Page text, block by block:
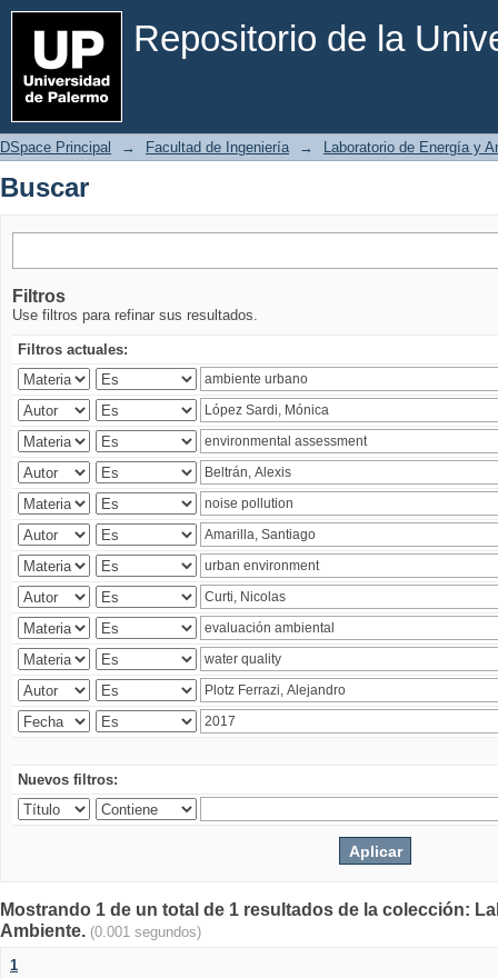
Repositorio de la
Buscar
DSpace Principal → Facultad de Ingeniería → Laboratorio de Energía y
Buscar
Filtros
Use filtros para refinar sus resultados.
Filtros actuales:
Nuevos filtros:
Mostrando 1 de un total de 1 resultados de la colección:
Ambiente. (0.001 segundos)
1